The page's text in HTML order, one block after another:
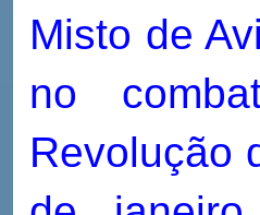
Misto de
no
Revolução